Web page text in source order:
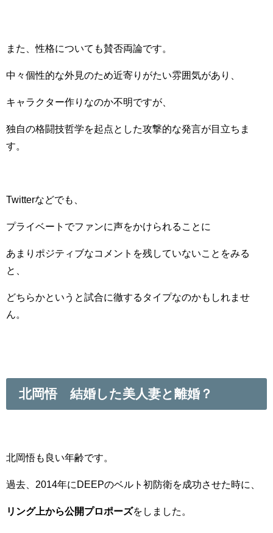
また、性格についても賛否両論です。
中々個性的な外見のため近寄りがたい雰囲気があり、
キャラクター作りなのか不明ですが、
独自の格闘技哲学を起点とした攻撃的な発言が目立ちま
す。
Twitterなどでも、
プライベートでファンに声をかけられることに
あまりポジティブなコメントを残していないことをみる
と、
どちらかというと試合に徹するタイプなのかもしれませ
ん。
北岡悟 結婚した美人妻と離婚？
北岡悟も良い年齢です。
過去、2014年にDEEPのベルト初防衛を成功させた時に、
リング上から公開プロポーズをしました。